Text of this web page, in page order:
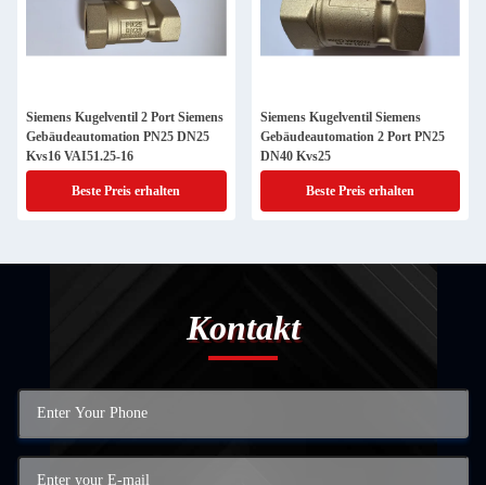
Siemens Kugelventil 2 Port Siemens
Gebäudeautomation PN25 DN25
Kvs16 VAI51.25-16
Beste Preis erhalten
Siemens Kugelventil Siemens
Gebäudeautomation 2 Port PN25
DN40 Kvs25
Beste Preis erhalten
Kontakt